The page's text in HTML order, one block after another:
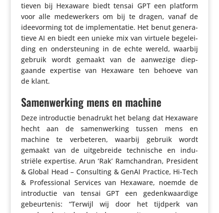
tieven bij Hexaware biedt tensai GPT een platform
voor alle mede­wer­kers om bij te dragen, vanaf de
idee­vor­ming tot de imple­men­tatie. Het benut gene­ra­
tieve AI en biedt een unieke mix van virtuele bege­lei­
ding en onder­steu­ning in de echte wereld, waarbij
gebruik wordt gemaakt van de aanwezige diep­
gaande expertise van Hexaware ten behoeve van
de klant.
Samenwerking mens en machine
Deze intro­ductie benadrukt het belang dat Hexaware
hecht aan de samen­wer­king tussen mens en
machine te verbe­teren, waarbij gebruik wordt
gemaakt van de uitge­breide tech­ni­sche en indu­
striële expertise. Arun ‘Rak’ Ramchandran, President
& Global Head – Consul­ting & GenAI Practice, Hi-Tech
& Profes­si­onal Services van Hexaware, noemde de
intro­ductie van tensai GPT een gedenk­waar­dige
gebeur­tenis: “Terwijl wij door het tijdperk van